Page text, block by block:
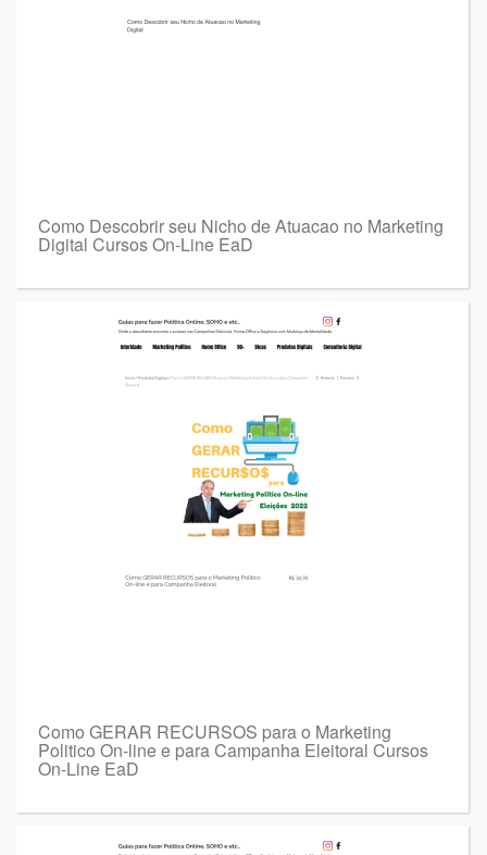
Como Descobrir seu Nicho de Atuacao no Marketing
Digital Cursos On-Line EaD
Como GERAR RECURSOS para o Marketing
Politico On-line e para Campanha Eleitoral Cursos
On-Line EaD